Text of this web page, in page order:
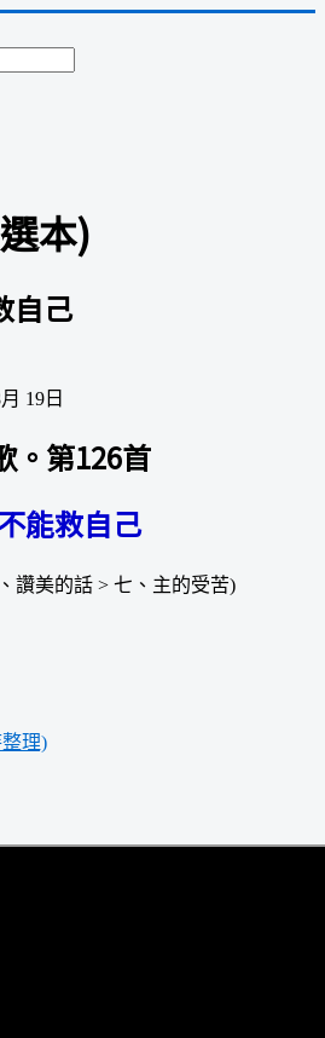
本)
自己
19日
。第126首
能救自己
讚美的話 > 七、主的受苦)
理)